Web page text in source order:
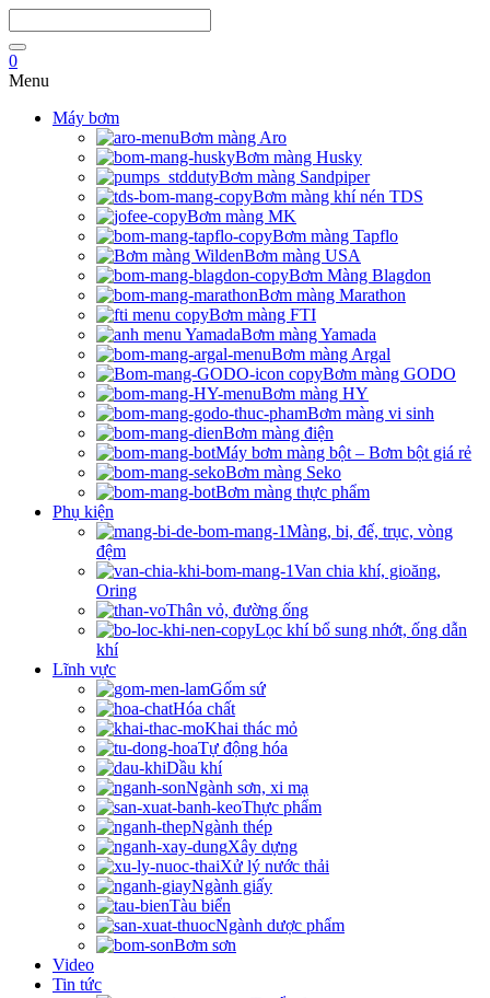
0
Menu
Máy bơm
Bơm màng Aro
Bơm màng Husky
Bơm màng Sandpiper
Bơm màng khí nén TDS
Bơm màng MK
Bơm màng Tapflo
Bơm màng USA
Bơm Màng Blagdon
Bơm màng Marathon
Bơm màng FTI
Bơm màng Yamada
Bơm màng Argal
Bơm màng GODO
Bơm màng HY
Bơm màng vi sinh
Bơm màng điện
Máy bơm màng bột – Bơm bột giá rẻ
Bơm màng Seko
Bơm màng thực phẩm
Phụ kiện
Màng, bi, đế, trục, vòng
đệm
Van chia khí, gioăng,
Oring
Thân vỏ, đường ống
Lọc khí bổ sung nhớt, ống dẫn
khí
Lĩnh vực
Gốm sứ
Hóa chất
Khai thác mỏ
Tự động hóa
Dầu khí
Ngành sơn, xi mạ
Thực phẩm
Ngành thép
Xây dựng
Xử lý nước thải
Ngành giấy
Tàu biển
Ngành dược phẩm
Bơm sơn
Video
Tin tức